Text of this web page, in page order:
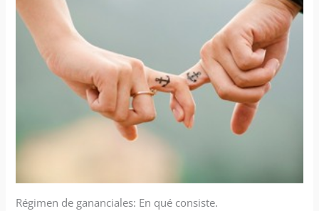
Régimen de gananciales: En qué consiste.